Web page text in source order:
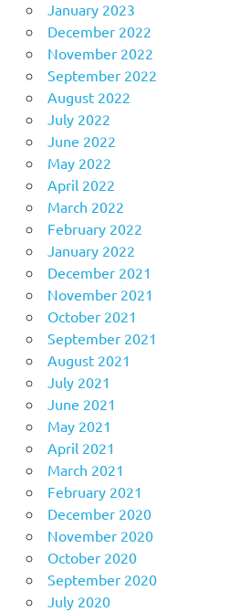
January 2023
December 2022
November 2022
September 2022
August 2022
July 2022
June 2022
May 2022
April 2022
March 2022
February 2022
January 2022
December 2021
November 2021
October 2021
September 2021
August 2021
July 2021
June 2021
May 2021
April 2021
March 2021
February 2021
December 2020
November 2020
October 2020
September 2020
July 2020